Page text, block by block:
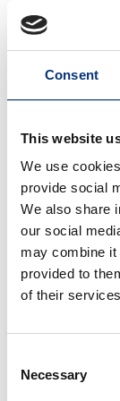
Consent
This website
We use
provide social
We also share
our social
may combine it
provided to
of their
Selection
Necessary
• Puede
¡estamos para
📍 LUGARES
16 km
2 km
14 km
8 km
50 m Playa 🏖️
200 m Puerto